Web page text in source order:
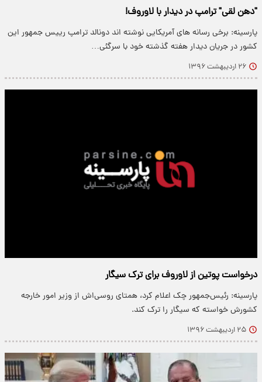
"دهن لقی" ترامپ در دیدار با لاوروف!
پارسینه: برخی رسانه های آمریکایی نوشته اند دونالد ترامپ رییس جمهور این
کشور در جریان دیدار هفته گذشته خود با سرگئی…
۲۶ اردیبهشت ۱۳۹۶
درخواست پوتین از لاوروف برای ترک سیگار
پارسینه: رئیس‌جمهور چک اعلام کرد، همتای روسی‌اش از وزیر امور خارجه
کشورش خواسته که سیگار را ترک کند.
۲۵ اردیبهشت ۱۳۹۶